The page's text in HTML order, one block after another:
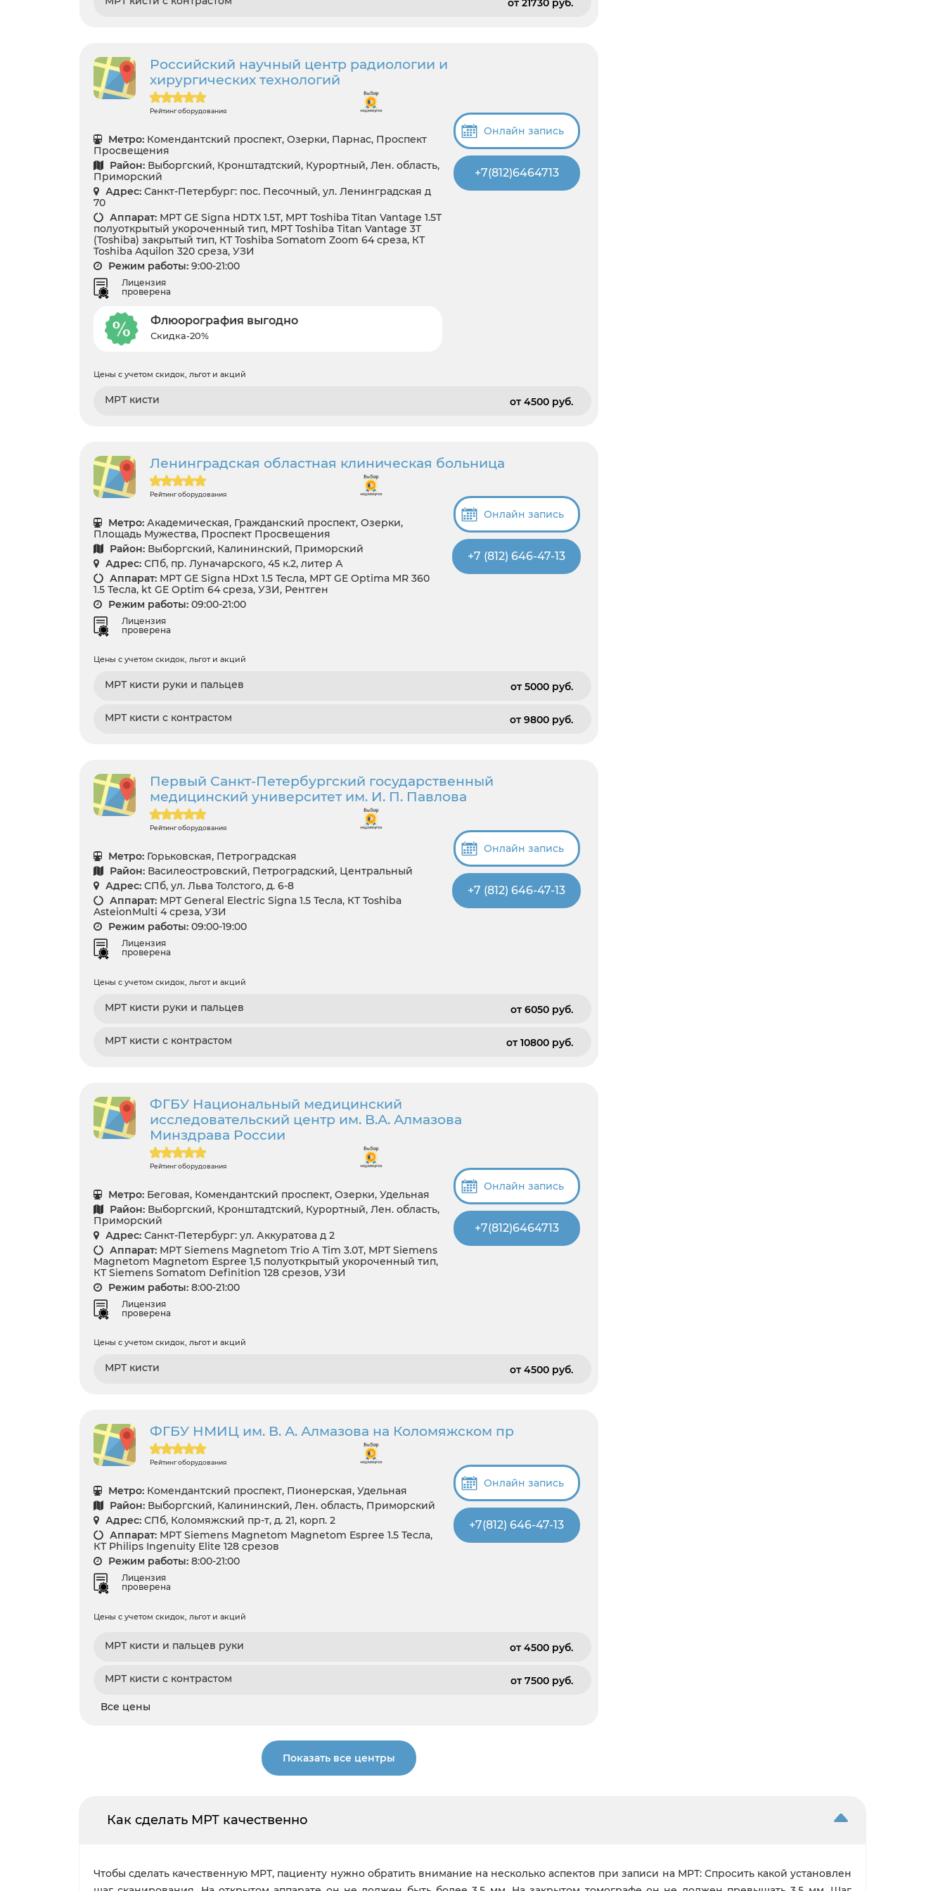
от 21730 pуб.
Российский научный центр радиологии и
хирургических технологий
Рейтинг оборудования
Метро: Комендантский проспект, Озерки, Парнас, Проспект
Просвещения
Район: Выборгский, Кронштадтский, Курортный, Лен. область,
Приморский
Адрес: Санкт-Петербург: пос. Песочный, ул. Ленинградская д
70
Аппарат: МРТ GE Signa HDTX 1.5T, МРТ Toshiba Titan Vantage 1.5T
полуоткрытый укороченный тип, МРТ Toshiba Titan Vantage 3T
(Toshiba) закрытый тип, КТ Toshiba Somatom Zoom 64 среза, КТ
Toshiba Aquilon 320 среза, УЗИ
Режим работы: 9:00-21:00
Лицензия
проверена
Флюорография выгодно
Скидка-20%
Онлайн запись
+7(812)6464713
Цены с учетом скидок, льгот и акций
МРТ кисти от 4500 pуб.
Ленинградская областная клиническая больница
Рейтинг оборудования
Метро: Академическая, Гражданский проспект, Озерки,
Площадь Мужества, Проспект Просвещения
Район: Выборгский, Калининский, Приморский
Адрес: СПб, пр. Луначарского, 45 к.2, литер А
Аппарат: МРТ GE Signa HDxt 1.5 Тесла, МРТ GE Optima MR 360
1.5 Тесла, kt GE Optim 64 среза, УЗИ, Рентген
Режим работы: 09:00-21:00
Лицензия
проверена
Онлайн запись
+7 (812) 646-47-13
Цены с учетом скидок, льгот и акций
МРТ кисти руки и пальцев от 5000 pуб.
МРТ кисти с контрастом от 9800 pуб.
Первый Санкт-Петербургский государственный
медицинский университет им. И. П. Павлова
Рейтинг оборудования
Метро: Горьковская, Петроградская
Район: Василеостровский, Петроградский, Центральный
Адрес: СПб, ул. Льва Толстого, д. 6-8
Аппарат: МРТ General Electric Signa 1.5 Тесла, КТ Toshiba
AsteionMulti 4 среза, УЗИ
Режим работы: 09:00-19:00
Лицензия
проверена
Онлайн запись
+7 (812) 646-47-13
Цены с учетом скидок, льгот и акций
МРТ кисти руки и пальцев от 6050 pуб.
МРТ кисти с контрастом от 10800 pуб.
ФГБУ Национальный медицинский
исследовательский центр им. В.А. Алмазова
Минздрава России
Рейтинг оборудования
Метро: Беговая, Комендантский проспект, Озерки, Удельная
Район: Выборгский, Кронштадтский, Курортный, Лен. область,
Приморский
Адрес: Санкт-Петербург: ул. Аккуратова д 2
Аппарат: МРТ Siemens Magnetom Trio A Tim 3.0Т, МРТ Siemens
Magnetom Magnetom Espree 1,5 полуоткрытый укороченный тип,
КТ Siemens Somatom Definition 128 срезов, УЗИ
Режим работы: 8:00-21:00
Лицензия
проверена
Онлайн запись
+7(812)6464713
Цены с учетом скидок, льгот и акций
МРТ кисти от 4500 pуб.
ФГБУ НМИЦ им. В. А. Алмазова на Коломяжском пр
Рейтинг оборудования
Метро: Комендантский проспект, Пионерская, Удельная
Район: Выборгский, Калининский, Лен. область, Приморский
Адрес: СПб, Коломяжский пр-т, д. 21, корп. 2
Аппарат: МРТ Siemens Magnetom Magnetom Espree 1.5 Тесла,
КТ Philips Ingenuity Elite 128 срезов
Режим работы: 8:00-21:00
Лицензия
проверена
Онлайн запись
+7(812) 646-47-13
Цены с учетом скидок, льгот и акций
МРТ кисти и пальцев руки от 4500 pуб.
МРТ кисти с контрастом от 7500 pуб.
Все цены
Показать все центры
Как сделать МРТ качественно
Чтобы сделать качественную МРТ, пациенту нужно обратить внимание на несколько аспектов при записи на МРТ: Спросить какой установлен